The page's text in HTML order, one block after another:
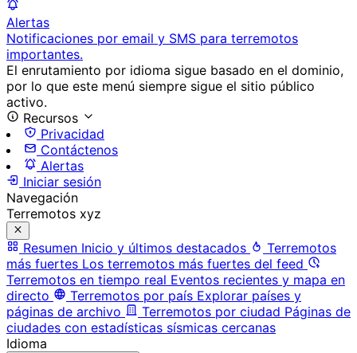
Alertas
Notificaciones por email y SMS para terremotos
importantes.
El enrutamiento por idioma sigue basado en el dominio,
por lo que este menú siempre sigue el sitio público
activo.
Recursos
Privacidad
Contáctenos
Alertas
Iniciar sesión
Navegación
Terremotos xyz
Resumen Inicio y últimos destacados
Terremotos
más fuertes Los terremotos más fuertes del feed
Terremotos en tiempo real Eventos recientes y mapa en
directo
Terremotos por país Explorar países y
páginas de archivo
Terremotos por ciudad Páginas de
ciudades con estadísticas sísmicas cercanas
Idioma